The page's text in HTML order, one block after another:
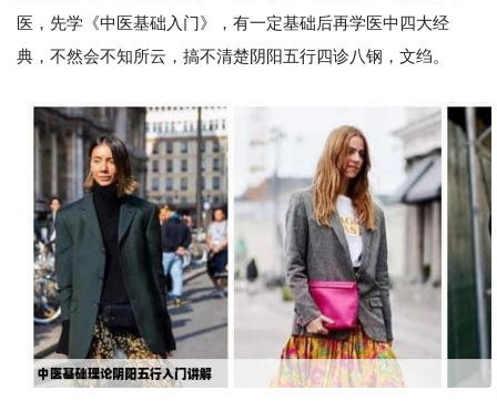
医，先学《中医基础入门》，有一定基础后再学医中四大经
典，不然会不知所云，搞不清楚阴阳五行四诊八钢，文绉。